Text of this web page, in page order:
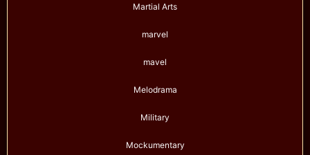
Martial Arts
marvel
mavel
Melodrama
Military
Mockumentary